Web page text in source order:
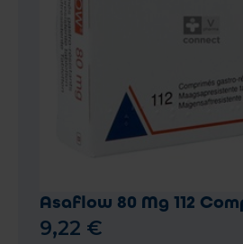
Asaflow 80 Mg 112
9,22 €